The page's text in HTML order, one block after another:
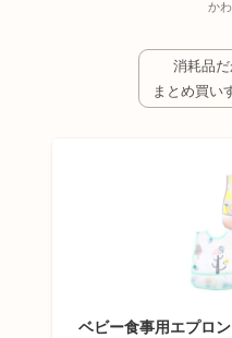
か
消耗品
まとめ買い
ベビー食事用エプロ